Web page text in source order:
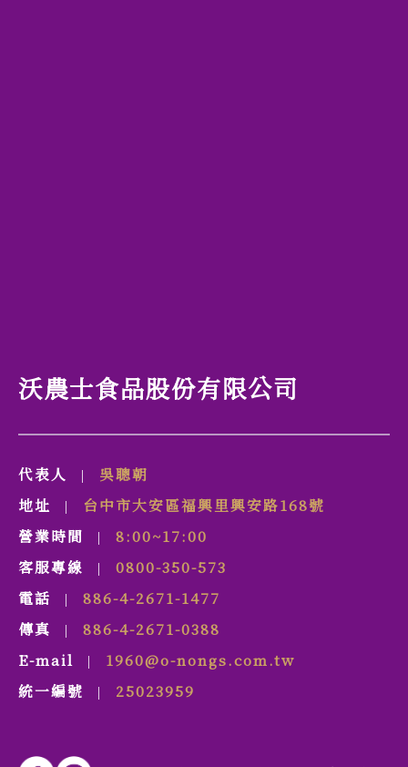
沃農士食品股份有限公司
代表人 |
吳聰朝
地址
| 台中市大安區福興里興安路168號
營業時間
|
8:00~17:00
客服專線
|
0800-350-573
電話
|
886-4-2671-1477
傳真
|
886-4-2671-0388
E-mail
|
1960@o-nongs.com.tw
統一編號
| 25023959